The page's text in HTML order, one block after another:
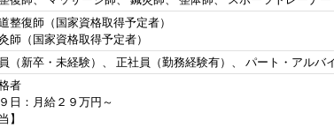
整復師（国家資格取得予定者）
師（国家資格取得予定者）
（新卒・未経験）、 正社員（勤務経験有）、 パート・アルバ
者
日：月給２９万円～
】